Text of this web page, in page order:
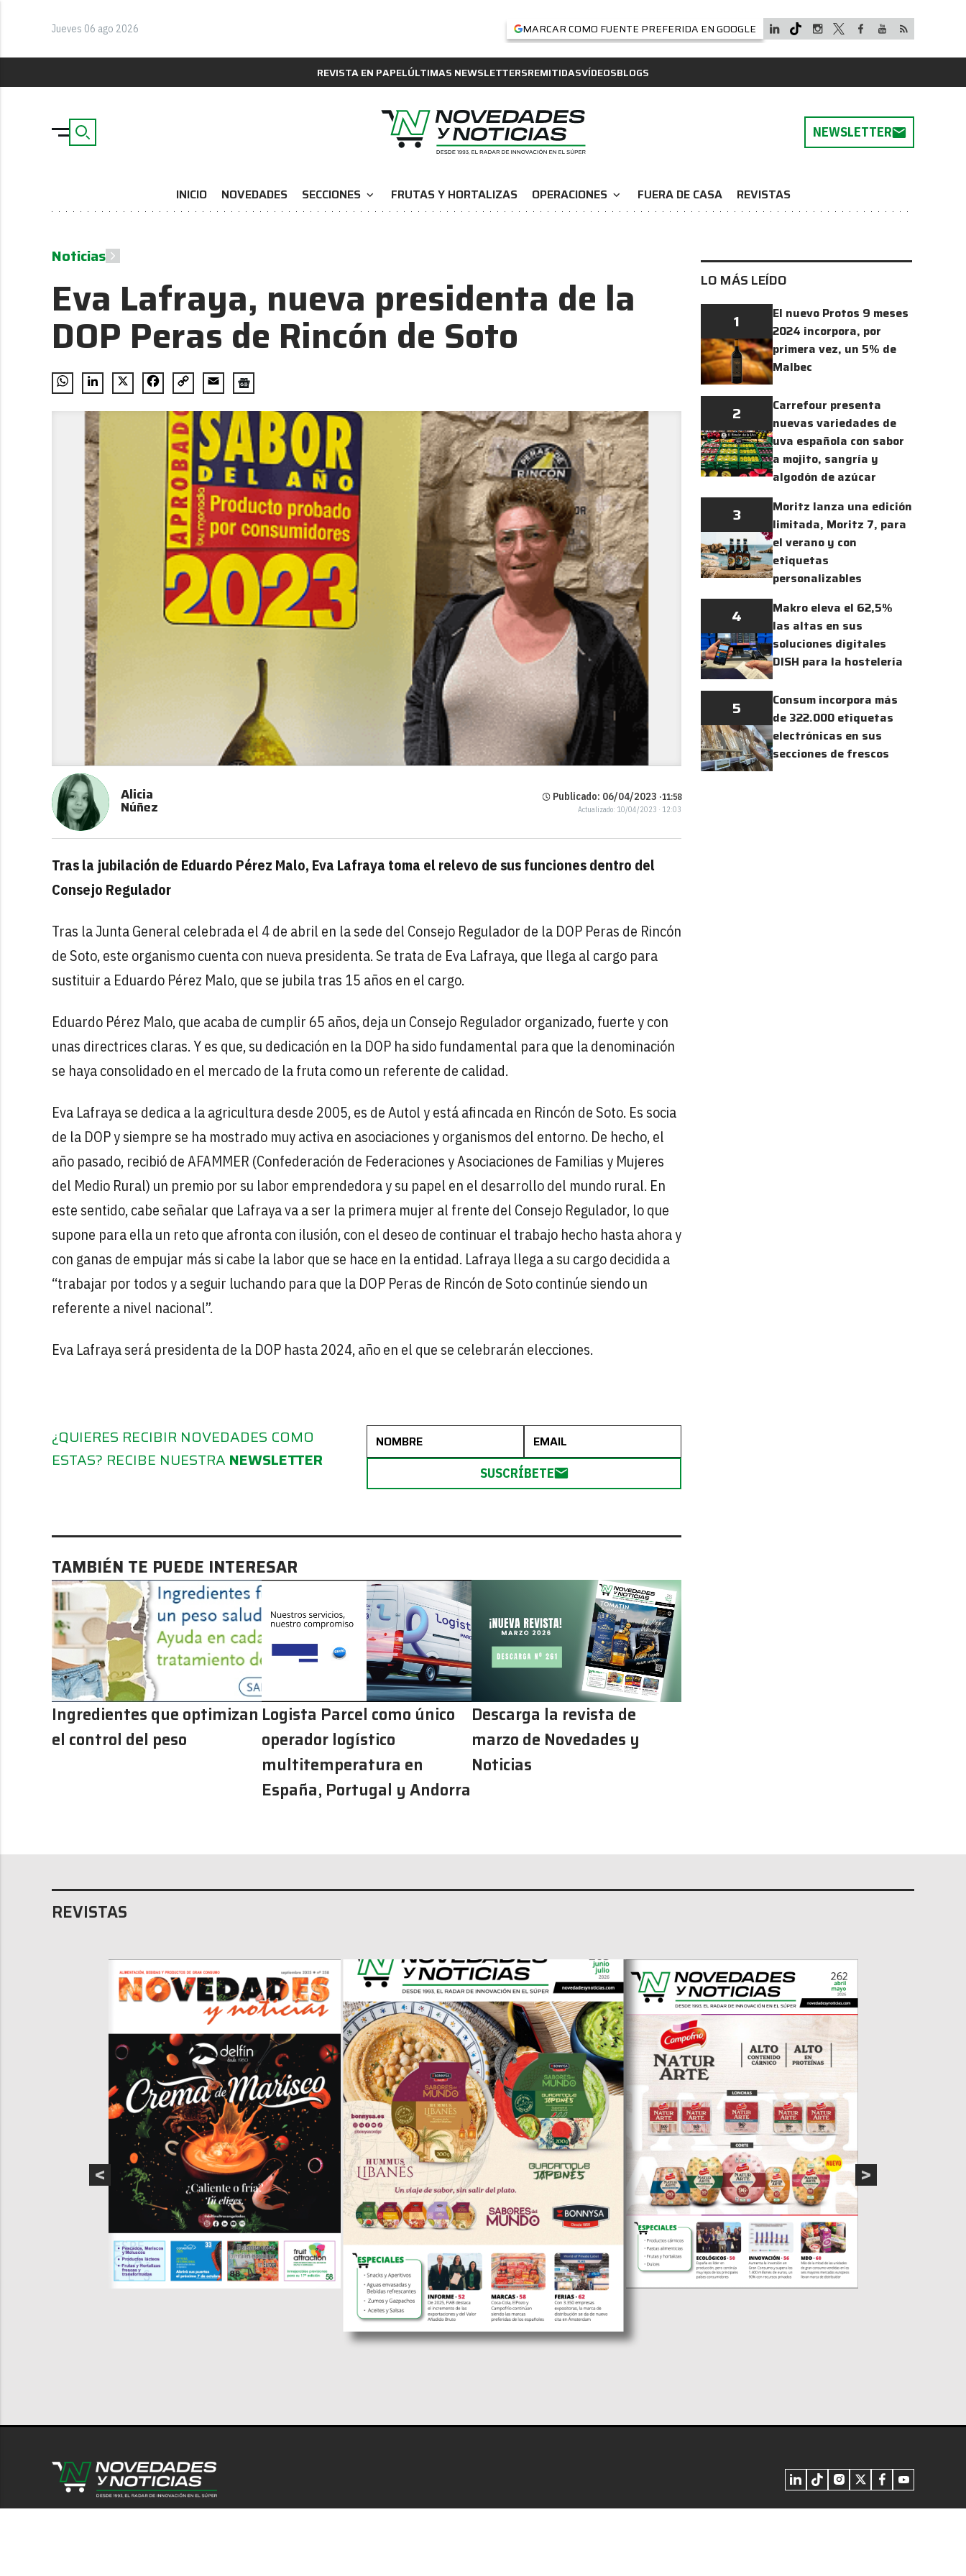
Jueves 06 ago 2026 MARCAR COMO FUENTE PREFERIDA EN GOOGLE
REVISTA EN PAPELÚLTIMAS NEWSLETTERSREMITIDASVÍDEOSBLOGS
NEWSLETTER
INICIO NOVEDADES SECCIONES expand_more FRUTAS Y HORTALIZAS OPERACIONES expand_more FUERA DE CASA REVISTAS
Noticias
Eva Lafraya, nueva presidenta de la
DOP Peras de Rincón de Soto
WhatsAppLinkedIn
X FacebookCopy
Email
LO MÁS LEÍDO
1
El nuevo Protos 9 meses
2024 incorpora, por
primera vez, un 5% de
Malbec
2
Carrefour presenta
nuevas variedades de
uva española con sabor
a mojito, sangría y
algodón de azúcar
3
Moritz lanza una edición
limitada, Moritz 7, para
el verano y con
etiquetas
personalizables
4
Makro eleva el 62,5%
las altas en sus
soluciones digitales
DISH para la hostelería
5
Consum incorpora más
de 322.000 etiquetas
electrónicas en sus
secciones de frescos
Alicia
Núñez
Publicado: 06/04/2023 ·11:58
Actualizado: 10/04/2023 · 12:03
Tras la jubilación de Eduardo Pérez Malo, Eva Lafraya toma el relevo de sus funciones dentro del
Consejo Regulador
Tras la Junta General celebrada el 4 de abril en la sede del Consejo Regulador de la DOP Peras de Rincón
de Soto, este organismo cuenta con nueva presidenta. Se trata de Eva Lafraya, que llega al cargo para
sustituir a Eduardo Pérez Malo, que se jubila tras 15 años en el cargo.
Eduardo Pérez Malo, que acaba de cumplir 65 años, deja un Consejo Regulador organizado, fuerte y con
unas directrices claras. Y es que, su dedicación en la DOP ha sido fundamental para que la denominación
se haya consolidado en el mercado de la fruta como un referente de calidad.
Eva Lafraya se dedica a la agricultura desde 2005, es de Autol y está afincada en Rincón de Soto. Es socia
de la DOP y siempre se ha mostrado muy activa en asociaciones y organismos del entorno. De hecho, el
año pasado, recibió de AFAMMER (Confederación de Federaciones y Asociaciones de Familias y Mujeres
del Medio Rural) un premio por su labor emprendedora y su papel en el desarrollo del mundo rural. En
este sentido, cabe señalar que Lafraya va a ser la primera mujer al frente del Consejo Regulador, lo que
supone para ella un reto que afronta con ilusión, con el deseo de continuar el trabajo hecho hasta ahora y
con ganas de empujar más si cabe la labor que se hace en la entidad. Lafraya llega a su cargo decidida a
“trabajar por todos y a seguir luchando para que la DOP Peras de Rincón de Soto continúe siendo un
referente a nivel nacional”.
Eva Lafraya será presidenta de la DOP hasta 2024, año en el que se celebrarán elecciones.
¿QUIERES RECIBIR NOVEDADES COMO
ESTAS? RECIBE NUESTRA NEWSLETTER
SUSCRÍBETE
TAMBIÉN TE PUEDE INTERESAR
Ingredientes que optimizan
el control del peso
Logista Parcel como único
operador logístico
multitemperatura en
España, Portugal y Andorra
Descarga la revista de
marzo de Novedades y
Noticias
REVISTAS